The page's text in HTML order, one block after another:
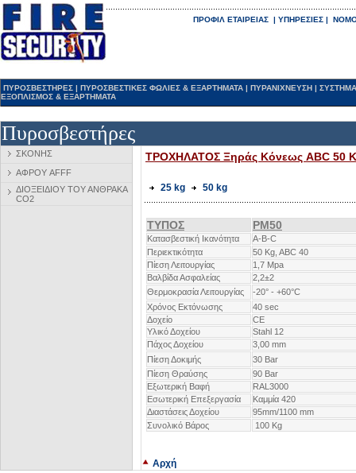
ΠΡΟΦΙΛ ΕΤΑΙΡΕΙΑΣ | ΥΠΗΡΕΣΙΕΣ |
ΠΥΡΟΣΒΕΣΤΗΡΕΣ | ΠΥΡΟΣΒΕΣΤΙΚΕΣ ΦΩΛΙΕΣ & ΕΞΑΡΤΗΜΑΤΑ | ΠΥΡΑΝΙΧΝΕΥΣΗ |
ΕΞΟΠΛΙΣΜΟΣ & ΕΞΑΡΤΗΜΑΤΑ
Πυροσβεστήρες
ΣΚΟΝΗΣ
ΑΦΡΟΥ AFFF
ΔΙΟΞΕΙΔΙΟΥ ΤΟΥ ΑΝΘΡΑΚΑ
CΟ2
ΤΡΟΧΗΛΑΤΟΣ Ξηράς Κόνεως ABC 50
25 kg 50 kg
ΤΥΠΟΣ PM50
Κατασβεστική Ικανότητα
A-Β-C
Περιεκτικότητα
50 Kg, ABC 40
Πίεση Λειτουργίας
1,7 Mpa
Βαλβίδα Ασφαλείας
2,2±2
Θερμοκρασία Λειτουργίας
-20° - +60°C
Χρόνος Εκτόνωσης
40 sec
Δοχείο
CE
Υλικό Δοχείου
Stahl 12
Πάχος Δοχείου
3,00 mm
Πίεση Δοκιμής
30 Bar
Πίεση Θραύσης
90 Bar
Εξωτερική Βαφή
RAL3000
Εσωτερική Επεξεργασία
Καμμία 420
Διαστάσεις Δοχείου
95mm/1100 mm
Συνολικό Βάρος
100 Kg
Αρχή